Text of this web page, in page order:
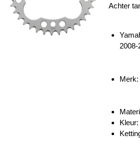
Achter
2008-